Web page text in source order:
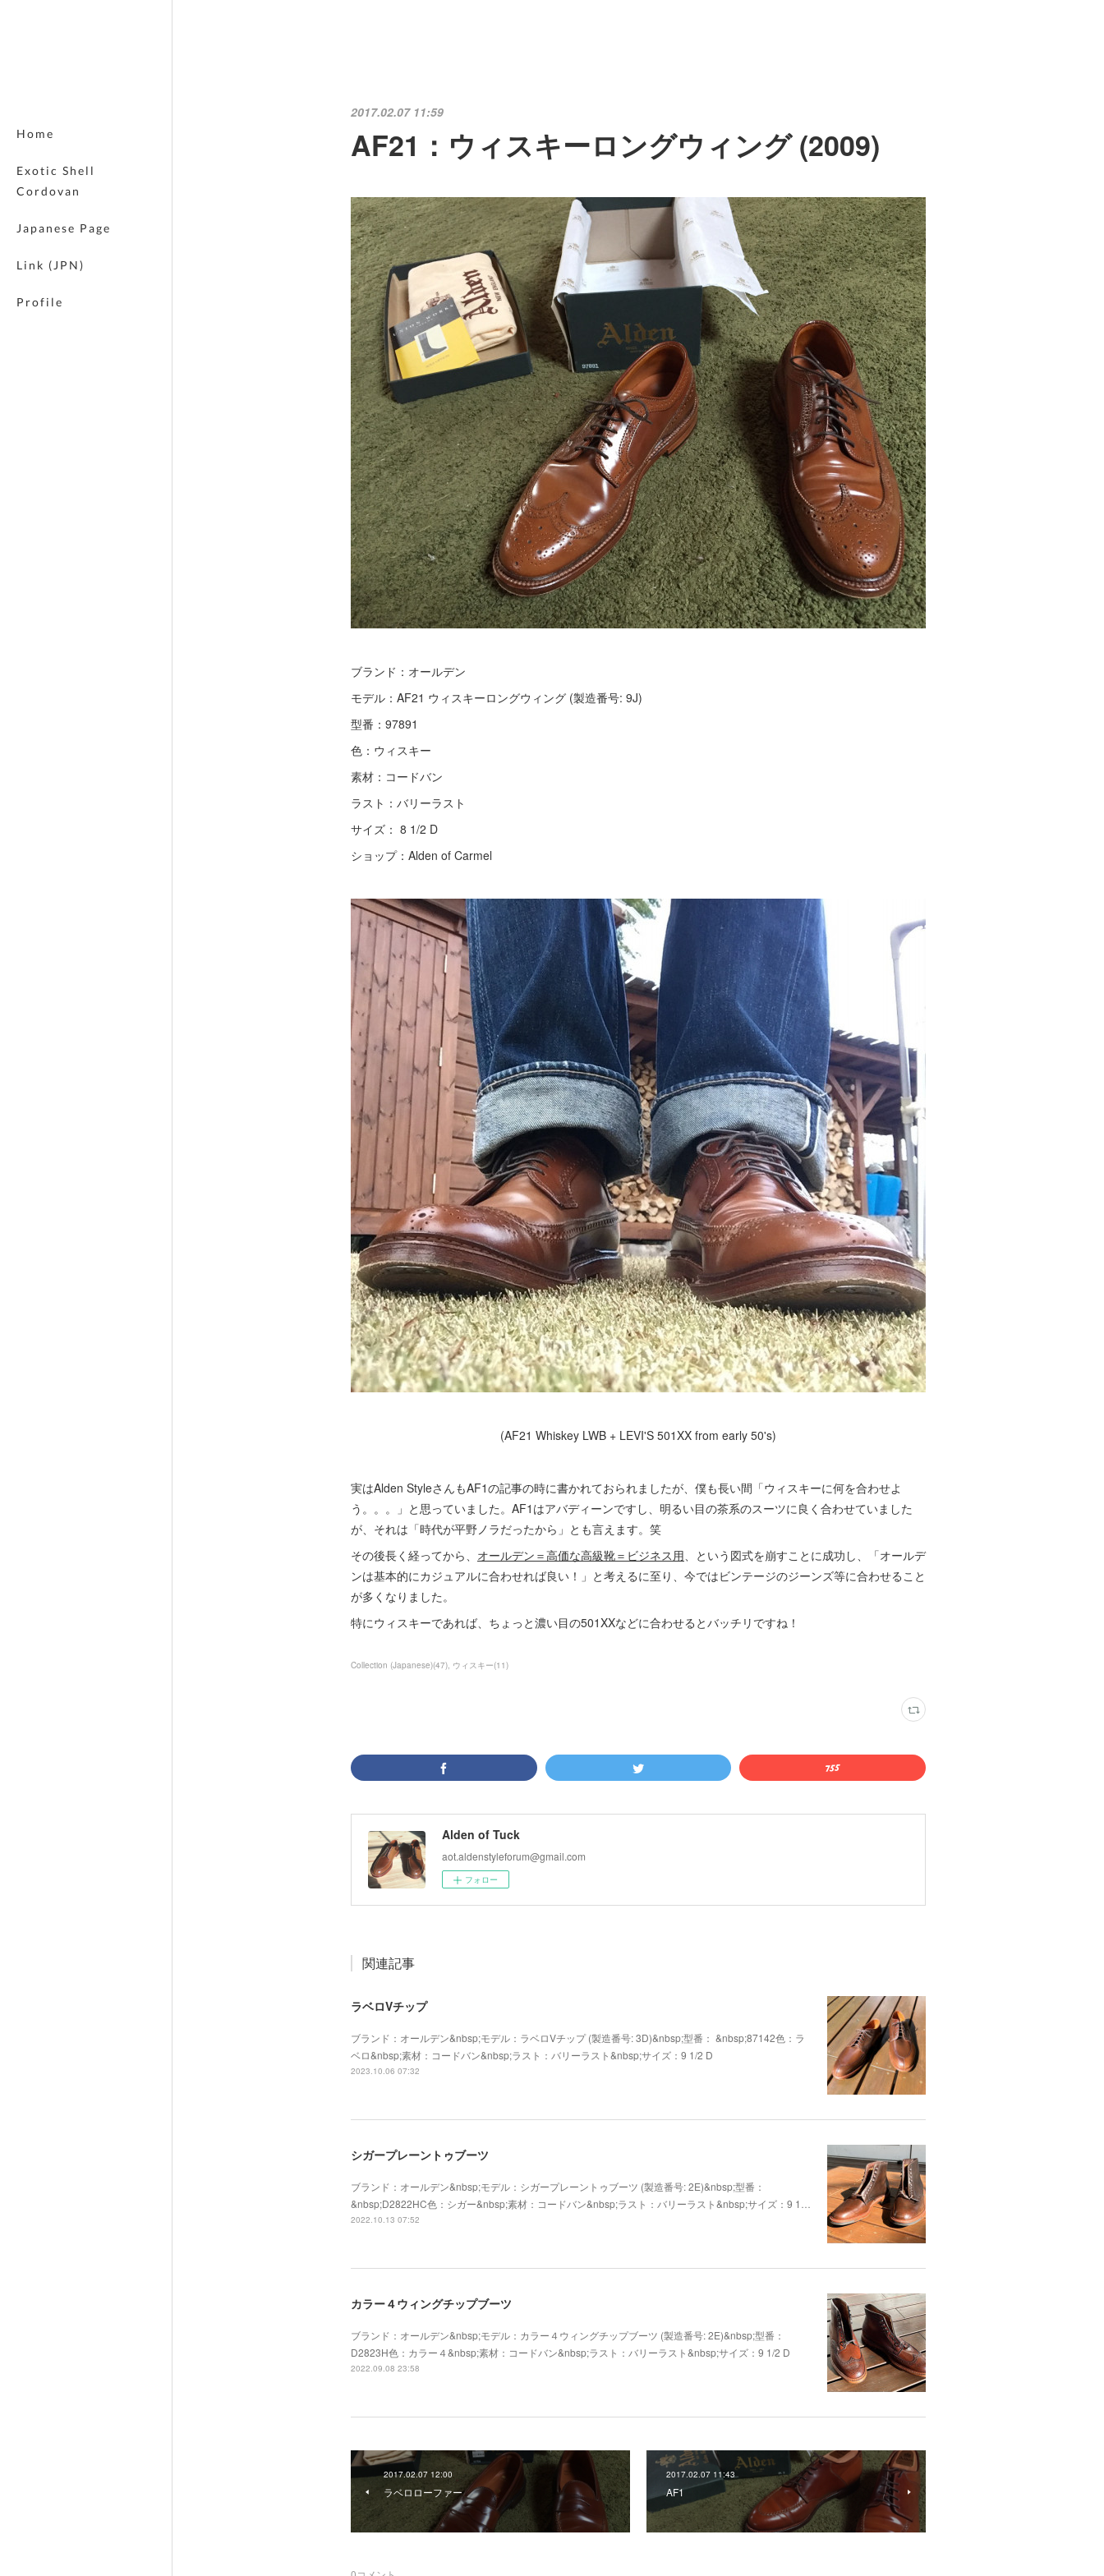
Home
Exotic Shell
Cordovan
Japanese Page
Link (JPN)
Profile
2017.02.07 11:59
AF21：ウィスキーロングウィング (2009)
ブランド：オールデン
モデル：AF21 ウィスキーロングウィング (製造番号: 9J)
型番：97891
色：ウィスキー
素材：コードバン
ラスト：バリーラスト
サイズ： 8 1/2 D
ショップ：Alden of Carmel
(AF21 Whiskey LWB + LEVI'S 501XX from early 50's)
実はAlden StyleさんもAF1の記事の時に書かれておられましたが、僕も長い間「ウィスキーに何を合わせよ
う。。。」と思っていました。AF1はアバディーンですし、明るい目の茶系のスーツに良く合わせていました
が、それは「時代が平野ノラだったから」とも言えます。笑
その後長く経ってから、 オールデン＝高価な高級靴＝ビジネス用、という図式を崩すことに成功し、「オールデ
ンは基本的にカジュアルに合わせれば良い！」と考えるに至り、今ではビンテージのジーンズ等に合わせること
が多くなりました。
特にウィスキーであれば、ちょっと濃い目の501XXなどに合わせるとバッチリですね！
Collection (Japanese)(47) ウィスキー(11)
Alden of Tuck
aot.aldenstyleforum@gmail.com
フォロー
関連記事
ラベロVチップ
ブランド：オールデン&nbsp;モデル：ラベロVチップ (製造番号: 3D)&nbsp;型番： &nbsp;87142色：ラ
ベロ&nbsp;素材：コードバン&nbsp;ラスト：バリーラスト&nbsp;サイズ：9 1/2 D
2023.10.06 07:32
シガープレーントゥブーツ
ブランド：オールデン&nbsp;モデル：シガープレーントゥブーツ (製造番号: 2E)&nbsp;型番：
&nbsp;D2822HC色：シガー&nbsp;素材：コードバン&nbsp;ラスト：バリーラスト&nbsp;サイズ：9 1…
2022.10.13 07:52
カラー４ウィングチップブーツ
ブランド：オールデン&nbsp;モデル：カラー４ウィングチップブーツ (製造番号: 2E)&nbsp;型番：
D2823H色：カラー４&nbsp;素材：コードバン&nbsp;ラスト：バリーラスト&nbsp;サイズ：9 1/2 D
2022.09.08 23:58
2017.02.07 12:00
ラベロローファー
2017.02.07 11:43
AF1